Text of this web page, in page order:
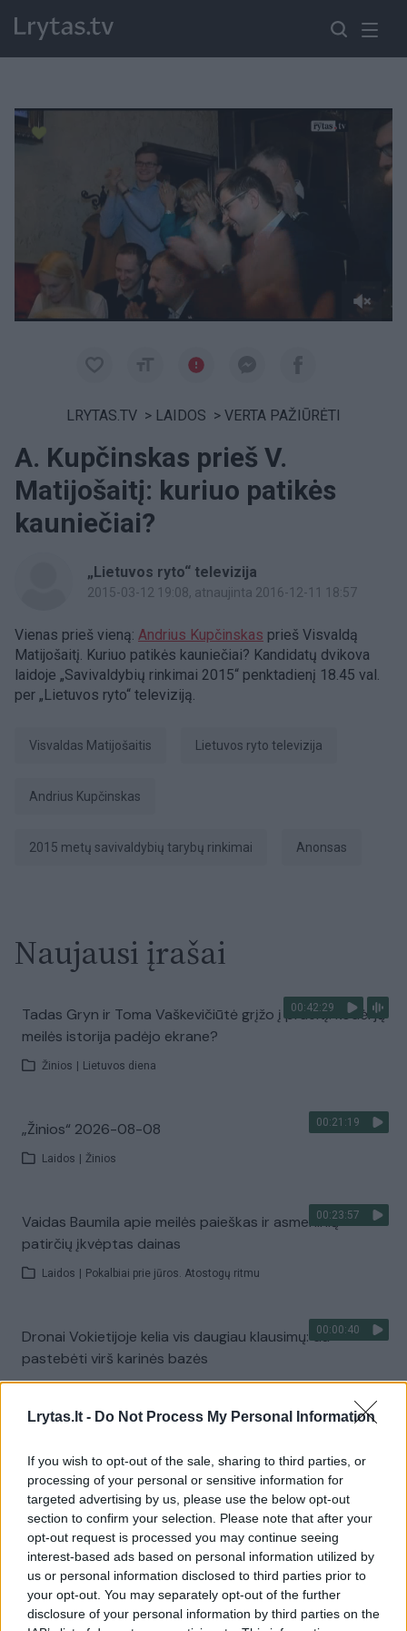
Lrytas.lt - Do Not Process My Personal Information
If you wish to opt-out of the sale, sharing to third parties, or
processing of your personal or sensitive information for
targeted advertising by us, please use the below opt-out
section to confirm your selection. Please note that after your
opt-out request is processed you may continue seeing
interest-based ads based on personal information utilized by
us or personal information disclosed to third parties prior to
your opt-out. You may separately opt-out of the further
disclosure of your personal information by third parties on the
LRYTAS.TV > LAIDOS > VERTA PAŽIŪRĖTI
A. Kupčinskas prieš V.
Matijošaitį: kuriuo patikės
kauniečiai?
„Lietuvos ryto“ televizija
2015-03-12 19:08, atnaujinta 2016-12-11 18:57
Vienas prieš vieną: Andrius Kupčinskas prieš Visvaldą
Matijošaitį. Kuriuo patikės kauniečiai? Kandidatų dvikova
laidoje „Savivaldybių rinkimai 2015“ penktadienį 18.45 val.
per „Lietuvos ryto“ televiziją.
Visvaldas Matijošaitis Lietuvos ryto televizija
Andrius Kupčinskas
2015 metų savivaldybių tarybų rinkimai anonsas
Naujausi įrašai
00:42:29
Tadas Gryn ir Toma Vaškevičiūtė grįžo į praeitį: kodėl jų
meilės istorija padėjo ekrane?
Žinios Lietuvos diena
00:21:19
„Žinios“ 2026-08-08
Laidos Žinios
00:23:57
Vaidas Baumila apie meilės paieškas ir asmeninių
patirčių įkvėptas dainas
Laidos Pokalbiai prie jūros. Atostogų ritmu
00:00:40
Dronai Vokietijoje kelia vis daugiau klausimų: du
pastebėti virš karinės bazės
Žiūrimiausi įrašai
00:00:30
Vaizdai iš tragiškos avarijos Vilniaus r.: dviejų moterų ir
vaiko gyvybių išgelbėti nepavyko